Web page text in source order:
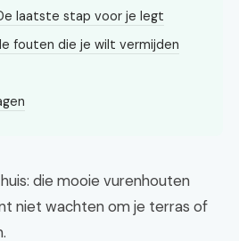
laatste stap voor je legt
fouten die je wilt vermijden
die mooie vurenhouten
niet wachten om je terras of